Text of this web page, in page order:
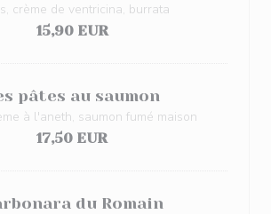
crème de ventricina, burrata
15,90 EUR
pâtes au saumon
à l'aneth, saumon fumé maison
17,50 EUR
du Romain